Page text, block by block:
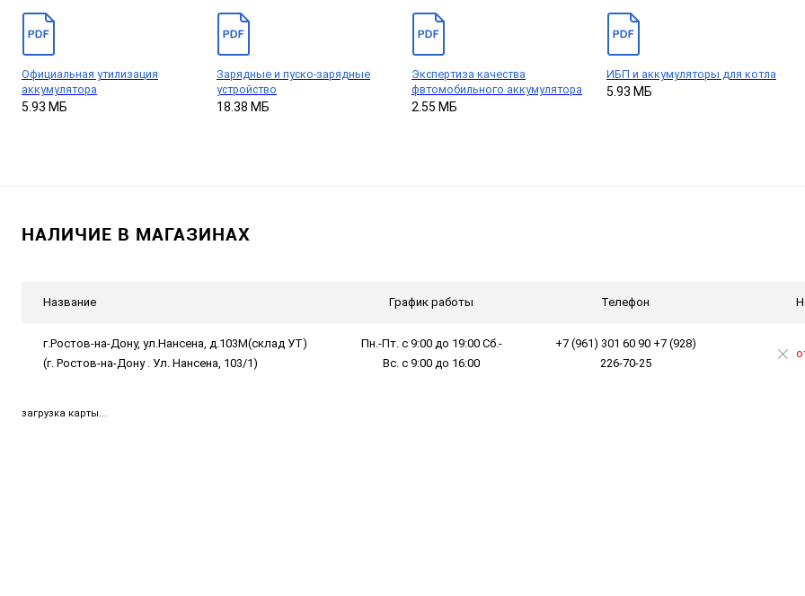
Официальная утилизация
аккумулятора
5.93 МБ
Зарядные и пуско-зарядные
устройство
18.38 МБ
Экспертиза качества
фвтомобильного аккумулятора
2.55 МБ
ИБП и аккумуляторы для котла
5.93 МБ
НАЛИЧИЕ В МАГАЗИНАХ
Название График работы Телефон
г.Ростов-на-Дону, ул.Нансена, д.103М(склад УТ)
(г. Ростов-на-Дону . Ул. Нансена, 103/1)
Пн.-Пт. с 9:00 до 19:00 Сб.-
Вс. с 9:00 до 16:00
+7 (961) 301 60 90 +7 (928)
226-70-25
загрузка карты...